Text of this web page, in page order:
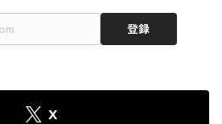
登録
X